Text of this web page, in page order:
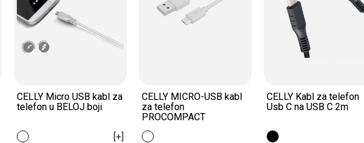
CELLY Micro USB kabl za
telefon u BELOJ boji
[+]
CELLY MICRO-USB kabl
za telefon
PROCOMPACT
CELLY Kabl za telefon
Usb C na USB C 2m